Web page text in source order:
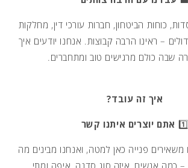
כוחות הביטחון, חברות עורכי דין, מחלקות
– ראינו הרבה קבוצות. אנחנו יודעים איך
שבה כולם מרגישים טוב ומתחברים.
איך זה עובד?
1️⃣ אתם יוצרים איתנו קשר
פנייה כאן למטה, ואנחנו מבינים מה